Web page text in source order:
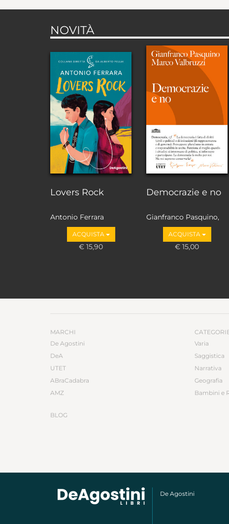
NOVITÀ
Lovers Rock
Antonio Ferrara
ACQUISTA
€ 15,90
Democrazie e no
Gianfranco Pasquino,
Marco Valbruzzi
ACQUISTA
€ 15,00
MARCHI
De Agostini
DeA
UTET
ABraCadabra
AMZ
BLOG
Varia
Saggistica
Narrativa
Geografia
Bambini e
De Agostini